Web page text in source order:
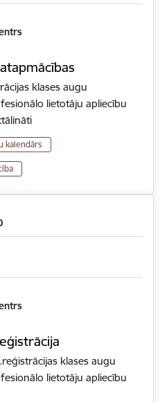
klases augu
lietotāju apliecību
kalendārs
klases augu
lietotāju apliecību